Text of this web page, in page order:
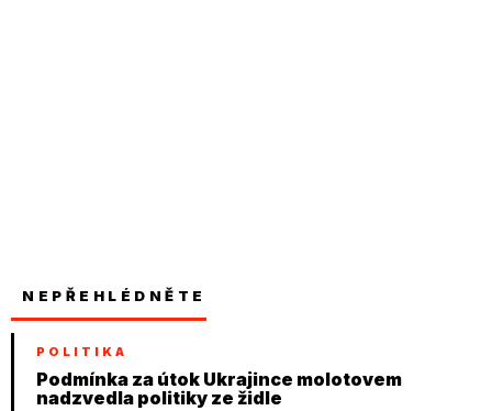
NEPŘEHLÉDNĚTE
POLITIKA
Podmínka za útok Ukrajince molotovem
nadzvedla politiky ze židle